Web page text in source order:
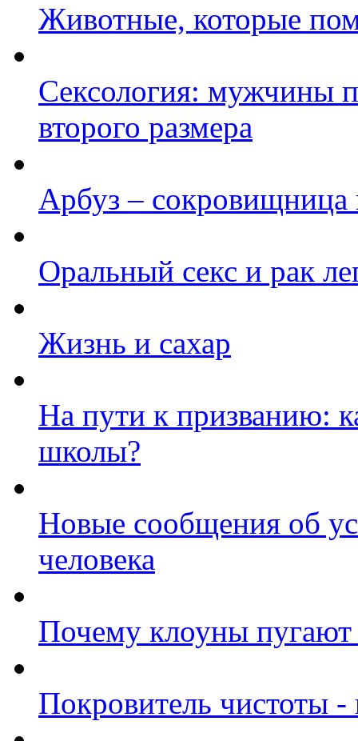
Животные, которые
Сексология: мужчины
второго размера
Арбуз – сокровищница
Оральный секс и рак
Жизнь и сахар
На пути к призванию:
школы?
Новые сообщения об
человека
Почему клоуны
Покровитель чистоты -